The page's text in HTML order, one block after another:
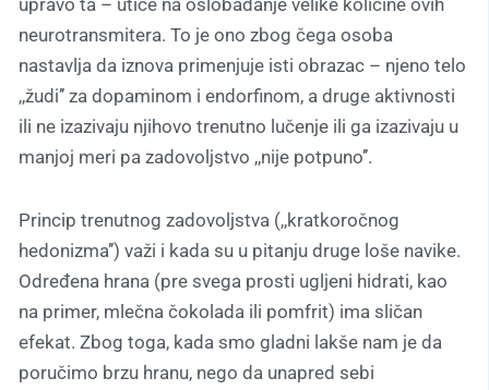
upravo ta – utiče na oslobađanje velike količine ovih
neurotransmitera. To je ono zbog čega osoba
nastavlja da iznova primenjuje isti obrazac – njeno telo
,,žudi’’ za dopaminom i endorfinom, a druge aktivnosti
ili ne izazivaju njihovo trenutno lučenje ili ga izazivaju u
manjoj meri pa zadovoljstvo ,,nije potpuno’’.
Princip trenutnog zadovoljstva (,,kratkoročnog
hedonizma’’) važi i kada su u pitanju druge loše navike.
Određena hrana (pre svega prosti ugljeni hidrati, kao
na primer, mlečna čokolada ili pomfrit) ima sličan
efekat. Zbog toga, kada smo gladni lakše nam je da
poručimo brzu hranu, nego da unapred sebi